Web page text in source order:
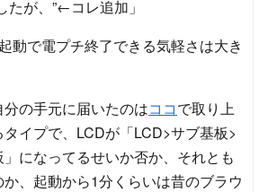
たが、”←コレ追加」
動で電プチ終了できる気軽さは大き
の手元に届いたのはココで取り上
イプで、LCDが「LCD>サブ基板>
」になってるせいか否か、それとも
、起動から1分くらいは昔のブラウ